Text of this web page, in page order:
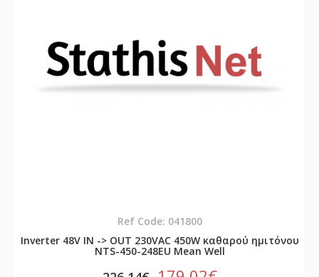
Ref Code: 041800
Inverter 48V ΙΝ -> OUT 230VAC 450W καθαρού ημιτόνου
NTS-450-248EU Mean Well